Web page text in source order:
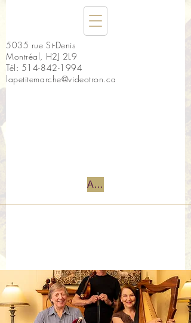
5035 rue St-Denis
Montréal, H2J 2L9
Tél: 514-842-1994
lapetitemarche@videotron.ca
Accueil